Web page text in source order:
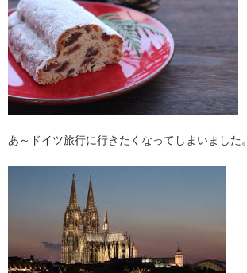
あ～ドイツ旅行に行きたくなってしまいました。